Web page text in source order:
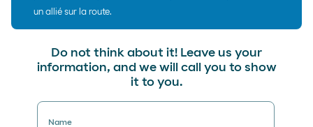
un allié sur la route.
Do not think about it! Leave us your
information, and we will call you to show
it to you.
Name